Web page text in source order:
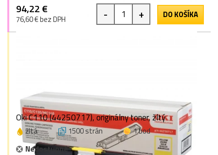
94,22 €
76,60 € bez DPH - + DO KOŠÍKA
Oki C110 (44250717), originálny toner, žltý
žltá 1500 strán
1 bod
Nedostupné